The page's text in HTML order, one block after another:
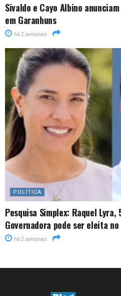
Sivaldo e Cayo Albino
em Garanhuns
há 2 semanas
POLÍTICA
Pesquisa Simplex: Raquel
Governadora pode ser eleita
há 2 semanas